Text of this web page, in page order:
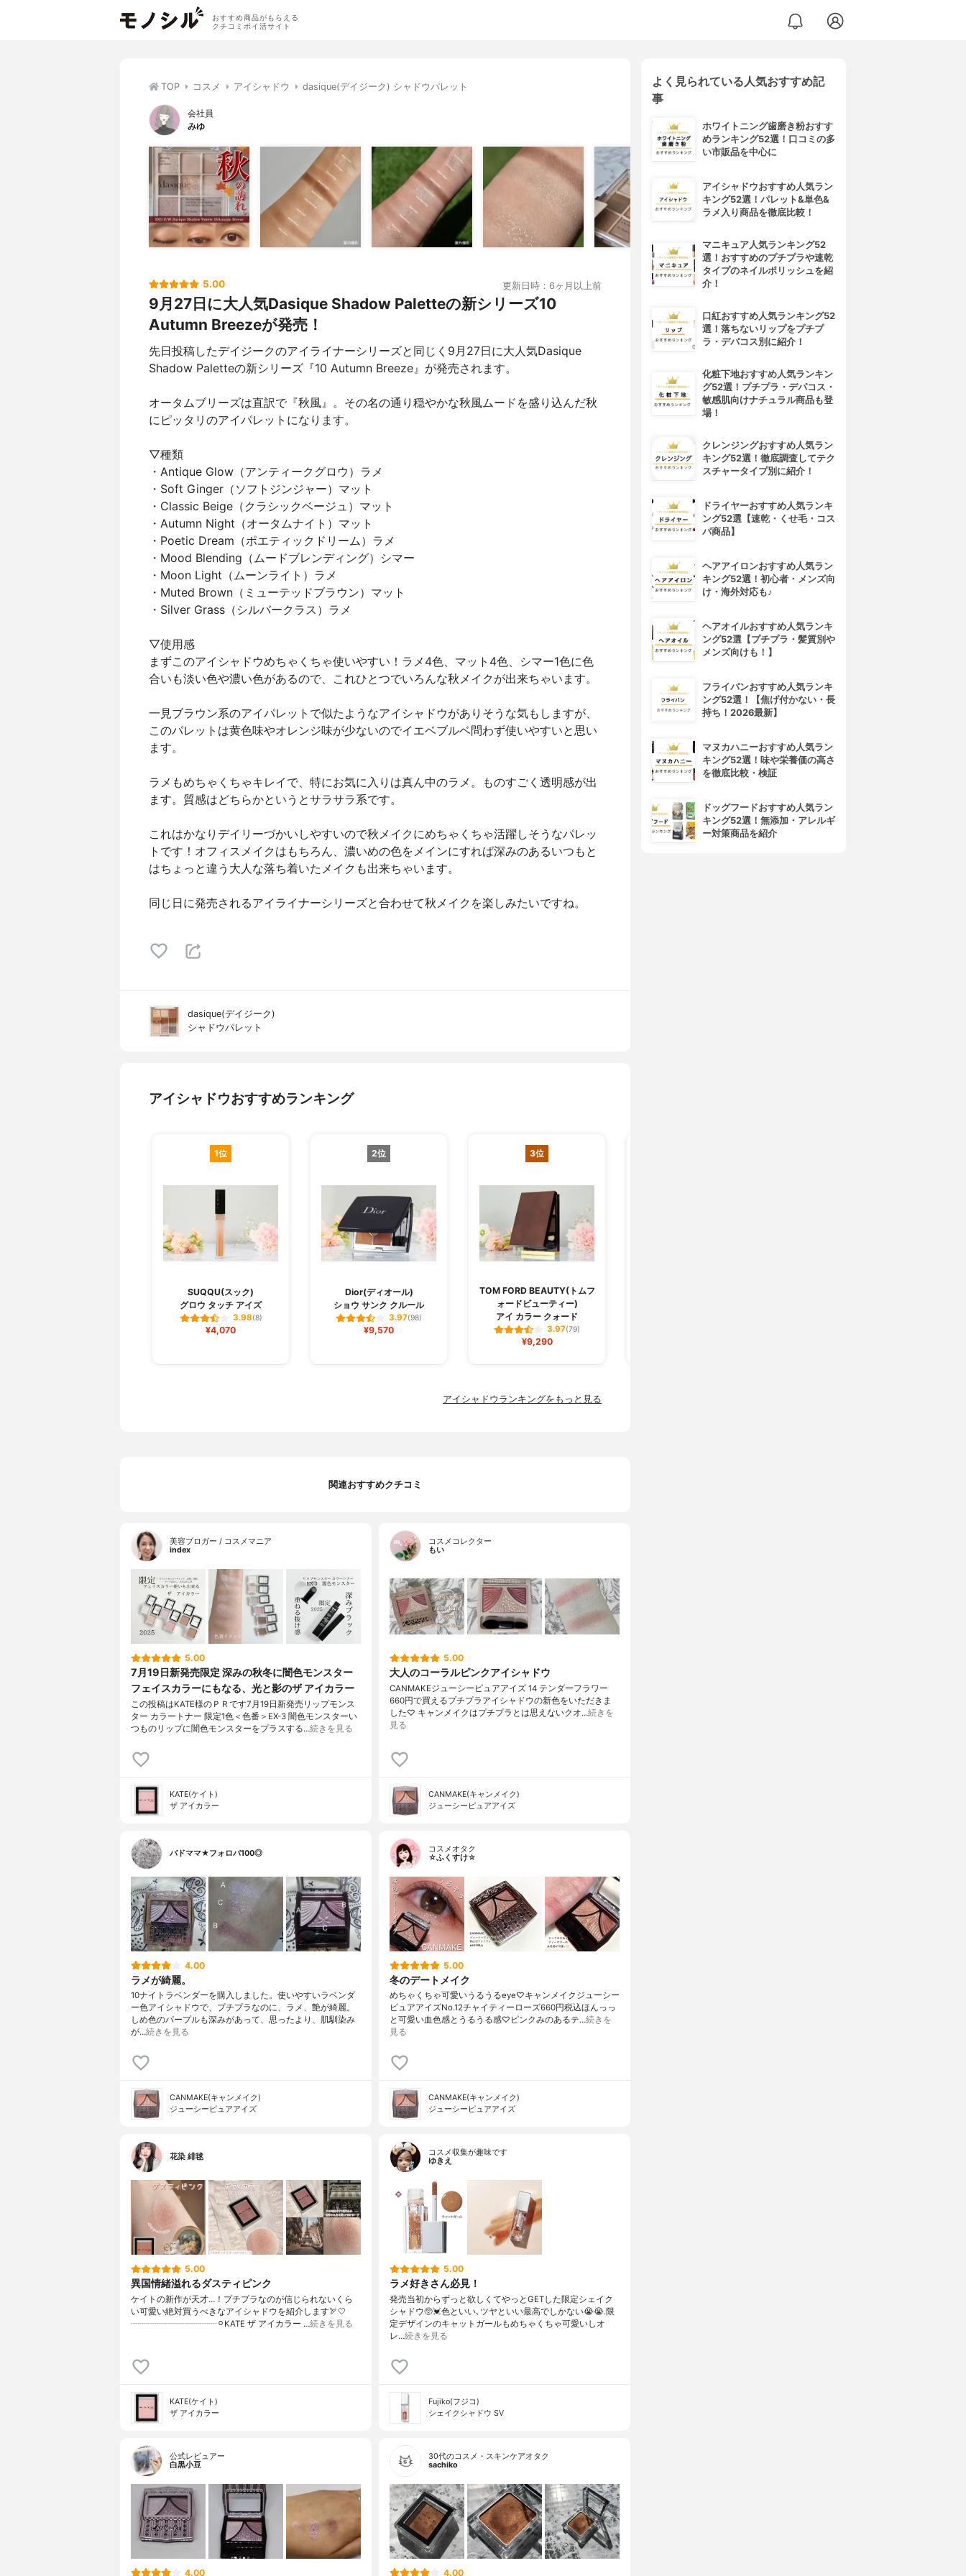
おすすめ商品がもらえる
クチコミポイ活サイト
TOP コスメ アイシャドウ dasique(デイジーク) シャドウパレット
会社員
みゆ
5.00 更新日時：6ヶ月以上前
9月27日に大人気Dasique Shadow Paletteの新シリーズ10
Autumn Breezeが発売！
先日投稿したデイジークのアイライナーシリーズと同じく9月27日に大人気Dasique
Shadow Paletteの新シリーズ『10 Autumn Breeze』が発売されます。
オータムブリーズは直訳で『秋風』。その名の通り穏やかな秋風ムードを盛り込んだ秋
にピッタリのアイパレットになります。
▽種類
・Antique Glow（アンティークグロウ）ラメ
・Soft Ginger（ソフトジンジャー）マット
・Classic Beige（クラシックベージュ）マット
・Autumn Night（オータムナイト）マット
・Poetic Dream（ポエティックドリーム）ラメ
・Mood Blending（ムードブレンディング）シマー
・Moon Light（ムーンライト）ラメ
・Muted Brown（ミューテッドブラウン）マット
・Silver Grass（シルバークラス）ラメ
▽使用感
まずこのアイシャドウめちゃくちゃ使いやすい！ラメ4色、マット4色、シマー1色に色
合いも淡い色や濃い色があるので、これひとつでいろんな秋メイクが出来ちゃいます。
一見ブラウン系のアイパレットで似たようなアイシャドウがありそうな気もしますが、
このパレットは黄色味やオレンジ味が少ないのでイエベブルベ問わず使いやすいと思い
ます。
ラメもめちゃくちゃキレイで、特にお気に入りは真ん中のラメ。ものすごく透明感が出
ます。質感はどちらかというとサラサラ系です。
これはかなりデイリーづかいしやすいので秋メイクにめちゃくちゃ活躍しそうなパレッ
トです！オフィスメイクはもちろん、濃いめの色をメインにすれば深みのあるいつもと
はちょっと違う大人な落ち着いたメイクも出来ちゃいます。
同じ日に発売されるアイライナーシリーズと合わせて秋メイクを楽しみたいですね。
dasique(デイジーク)
シャドウパレット
アイシャドウおすすめランキング
1位
SUQQU(スック)
グロウ タッチ アイズ
3.98(8)
¥4,070
2位
Dior(ディオール)
ショウ サンク クルール
3.97(98)
¥9,570
3位
TOM FORD BEAUTY(トムフ
ォードビューティー)
アイ カラー クォード
3.97(79)
¥9,290
アイシャドウランキングをもっと見る
関連おすすめクチコミ
美容ブロガー / コスメマニア
index
5.00
7月19日新発売限定 深みの秋冬に闇色モンスター
フェイスカラーにもなる、光と影のザ アイカラー
この投稿はKATE様のＰＲです7月19日新発売リップモンス
ター カラートナー 限定1色＜色番＞EX-3 闇色モンスターい
つものリップに闇色モンスターをプラスする…続きを見る
KATE(ケイト)
ザ アイカラー
コスメコレクター
もい
5.00
大人のコーラルピンクアイシャドウ
CANMAKEジューシーピュアアイズ 14 テンダーフラワー
660円で買えるプチプラアイシャドウの新色をいただきま
した♡ キャンメイクはプチプラとは思えないクオ…続きを
見る
CANMAKE(キャンメイク)
ジューシーピュアアイズ
バドママ★フォロバ100◎
4.00
ラメが綺麗。
10ナイトラベンダーを購入しました。使いやすいラベンダ
ー色アイシャドウで、プチプラなのに、ラメ、艶が綺麗。
しめ色のパープルも深みがあって、思ったより、肌馴染み
が…続きを見る
CANMAKE(キャンメイク)
ジューシーピュアアイズ
コスメオタク
☆ふくすけ☆
5.00
冬のデートメイク
めちゃくちゃ可愛いうるうるeye♡キャンメイクジューシー
ピュアアイズNo.12チャイティーローズ660円税込ほんっっ
と可愛い血色感とうるうる感♡ピンクみのあるテ…続きを
見る
CANMAKE(キャンメイク)
ジューシーピュアアイズ
花染 緋毬
5.00
異国情緒溢れるダスティピンク
ケイトの新作が天才…！プチプラなのが信じられないくら
い可愛い絶対買うべきなアイシャドウを紹介します🏹🤍
┈┈┈┈┈┈┈┈┈┈⚪︎KATE ザ アイカラー …続きを見る
KATE(ケイト)
ザ アイカラー
コスメ収集が趣味です
ゆきえ
5.00
ラメ好きさん必見！
発売当初からずっと欲しくてやっとGETした限定シェイク
シャドウ🥺💓色といい､ツヤといい最高でしかない😭😭.限
定デザインのキャットガールもめちゃくちゃ可愛いしオ
レ…続きを見る
Fujiko(フジコ)
シェイクシャドウ SV
公式レビュアー
白黒小豆
4.00
30代のコスメ・スキンケアオタク
sachiko
4.00
よく見られている人気おすすめ記
事
ホワイトニング歯磨き粉おすす
めランキング52選！口コミの多
い市販品を中心に
アイシャドウおすすめ人気ラン
キング52選！パレット&単色&
ラメ入り商品を徹底比較！
マニキュア人気ランキング52
選！おすすめのプチプラや速乾
タイプのネイルポリッシュを紹
介！
口紅おすすめ人気ランキング52
選！落ちないリップをプチプ
ラ・デパコス別に紹介！
化粧下地おすすめ人気ランキン
グ52選！プチプラ・デパコス・
敏感肌向けナチュラル商品も登
場！
クレンジングおすすめ人気ラン
キング52選！徹底調査してテク
スチャータイプ別に紹介！
ドライヤーおすすめ人気ランキ
ング52選【速乾・くせ毛・コス
パ商品】
ヘアアイロンおすすめ人気ラン
キング52選！初心者・メンズ向
け・海外対応も♪
ヘアオイルおすすめ人気ランキ
ング52選【プチプラ・髪質別や
メンズ向けも！】
フライパンおすすめ人気ランキ
ング52選！【焦げ付かない・長
持ち！2026最新】
マヌカハニーおすすめ人気ラン
キング52選！味や栄養価の高さ
を徹底比較・検証
ドッグフードおすすめ人気ラン
キング52選！無添加・アレルギ
ー対策商品を紹介